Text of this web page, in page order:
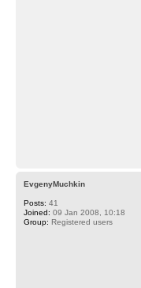
EvgenyMuchkin
Posts: 41
Joined: 09 Jan 2008, 10:18
Group: Registered users